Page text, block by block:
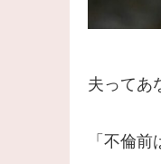
夫ってあ
「不倫